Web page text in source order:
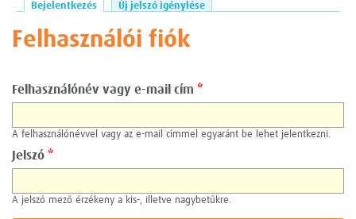
Elsődleges fülek
Bejelentkezés (aktív fül)
Új jelszó igénylése
Felhasználói fiók
Felhasználónév vagy e-mail cím *
A felhasználónévvel vagy az e-mail címmel egyaránt be lehet jelentkezni.
Jelszó *
A jelszó mező érzékeny a kis-, illetve nagybetűkre.